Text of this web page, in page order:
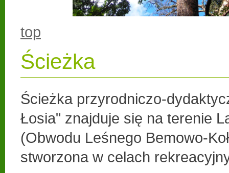
top
Ścieżka
Ścieżka przyrodniczo-
Łosia" znajduje się na terenie
(Obwodu Leśnego Bemowo-
stworzona w celach